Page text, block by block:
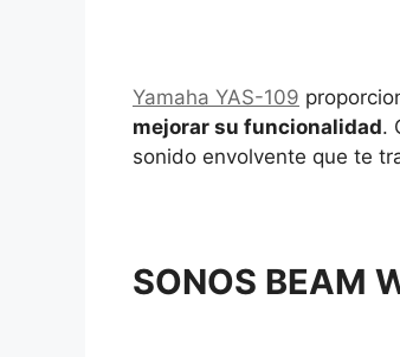
Yamaha YAS-109
mejorar su funcionalidad.
sonido envolvente que te
SONOS BEAM